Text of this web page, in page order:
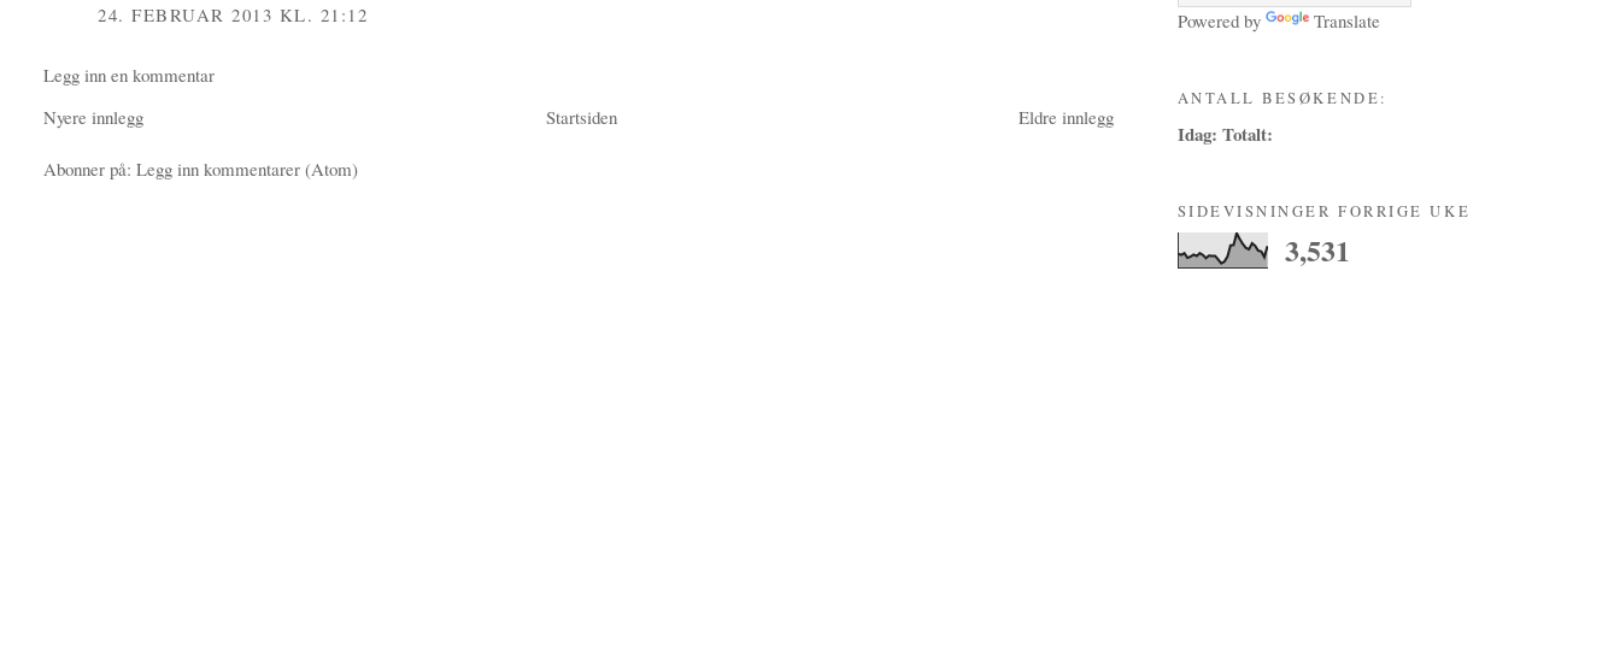
24. FEBRUAR 2013 KL. 21:12
Legg inn en kommentar
Nyere innlegg
Eldre innlegg
Startsiden
Abonner på:Legg inn kommentarer (Atom)
Powered by Translate
ANTALL BESØKENDE:
Idag: Totalt:
SIDEVISNINGER FORRIGE UKE
3,531